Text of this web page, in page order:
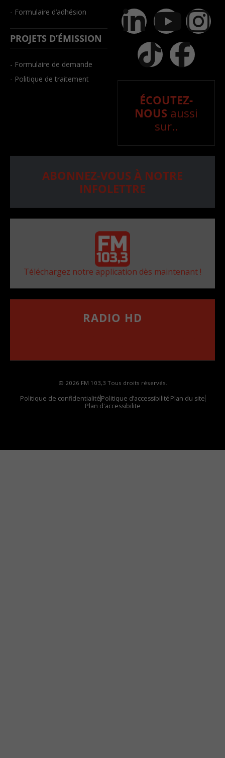
- Formulaire d’adhésion
PROJETS D’ÉMISSION
- Formulaire de demande
- Politique de traitement
ÉCOUTEZ-
NOUS aussi
sur..
ABONNEZ-VOUS À NOTRE
INFOLETTRE
Téléchargez notre application dès maintenant !
RADIO HD
© 2026 FM 103,3 Tous droits réservés.
Politique de confidentialitéPolitique d’accessibilitéPlan du site
Plan d'accessibilite